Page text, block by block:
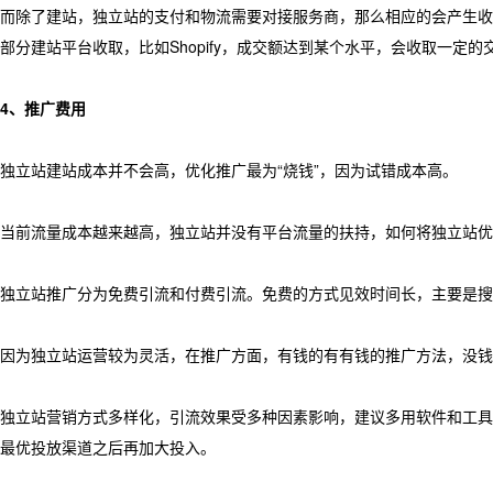
而除了建站，独立站的支付和物流需要对接服务商，那么相应的会产生
部分建站平台收取，比如Shopify，成交额达到某个水平，会收取一定的
4、推广费用
独立站建站成本并不会高，优化推广最为“烧钱”，因为试错成本高。
当前流量成本越来越高，独立站并没有平台流量的扶持，如何将独立站
独立站推广分为免费引流和付费引流。免费的方式见效时间长，主要是
因为独立站运营较为灵活，在推广方面，有钱的有有钱的推广方法，没
独立站营销方式多样化，引流效果受多种因素影响，建议多用软件和工
最优投放渠道之后再加大投入。